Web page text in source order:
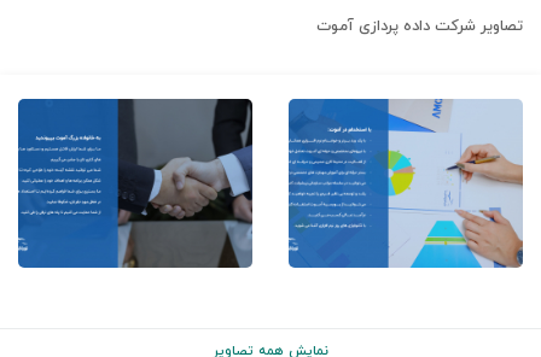
تصاویر شرکت داده پردازی آموت
نمایش همه تصاویر